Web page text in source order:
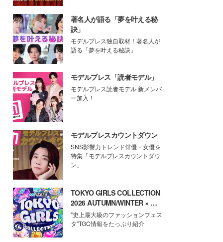
著名人が語る「夢を叶える秘
訣」
モデルプレス独自取材！著名人が
語る「夢を叶える秘訣」
モデルプレス「読者モデル」
モデルプレス読者モデル 新メンバ
ー加入！
モデルプレスカウントダウン
SNS影響力トレンド俳優・女優を
特集「モデルプレスカウントダウ
ン」
TOKYO GIRLS COLLECTION
2026 AUTUMN/WINTER × モ
デルプレス
"史上最大級のファッションフェス
タ"TGC情報をたっぷり紹介